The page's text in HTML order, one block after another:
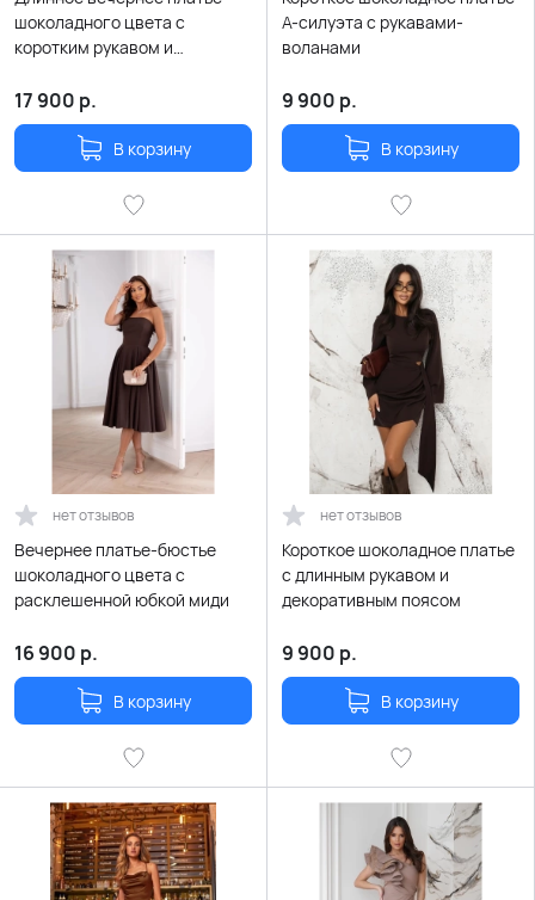
шоколадного цвета с
коротким рукавом и
17 900 р.
В корзину
А-силуэта с рукавами-
воланами
9 900 р.
В корзину
нет отзывов
Вечернее платье-бюстье
шоколадного цвета с
расклешенной юбкой миди
16 900 р.
В корзину
нет отзывов
Короткое шоколадное платье
с длинным рукавом и
декоративным поясом
9 900 р.
В корзину